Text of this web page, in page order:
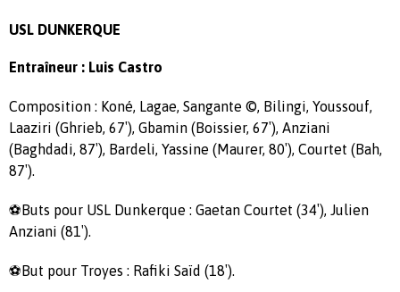
USL DUNKERQUE
Entraîneur : Luis Castro
Composition : Koné, Lagae, Sangante ©, Bilingi, Youssouf,
Laaziri (Ghrieb, 67′), Gbamin (Boissier, 67′), Anziani
(Baghdadi, 87′), Bardeli, Yassine (Maurer, 80′), Courtet (Bah,
87′).
⚽Buts pour USL Dunkerque : Gaetan Courtet (34′), Julien
Anziani (81′).
⚽But pour Troyes : Rafiki Saïd (18′).